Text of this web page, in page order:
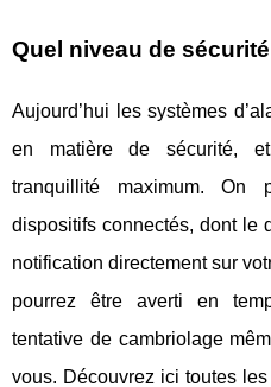
Quel niveau de
Aujourd’hui les systèmes
en matière de sécurité,
tranquillité maximum. On
dispositifs connectés, dont le
notification directement sur
pourrez être averti en
tentative de cambriolage
vous. Découvrez ici toutes